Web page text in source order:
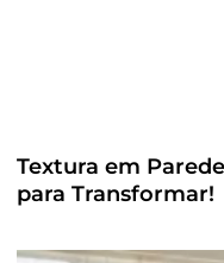
Textura em
para Transformar!